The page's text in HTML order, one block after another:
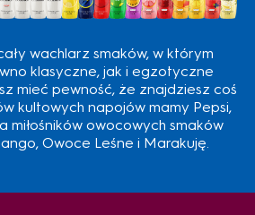
wachlarz smaków, w którym
klasyczne, jak i egzotyczne
mieć pewność, że znajdziesz coś
kultowych napojów mamy Pepsi,
miłośników owocowych smaków
Owoce Leśne i Marakuję.